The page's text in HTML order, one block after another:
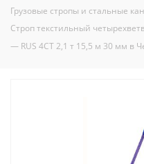
Грузовые стропы и стальные
Строп текстильный
— RUS 4СТ 2,1 т 15,5 м 30 мм в